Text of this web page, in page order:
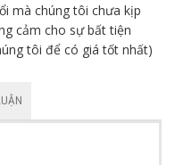
mà chúng tôi chưa kịp
cảm cho sự bất tiện
tôi để có giá tốt nhất)